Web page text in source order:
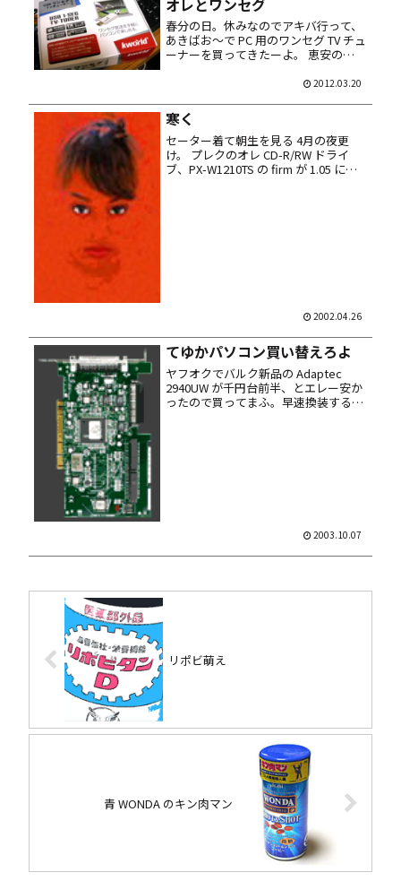
オレとワンセグ
春分の日。休みなのでアキバ行って、
あきばお～で PC 用のワンセグ TV チュ
ーナーを買ってきたーよ。 恵安の
チューナーソフト付き。 他社製品と違
ットが付...
2012.03.20
寒く
セーター着て朝生を見る 4月の夜更
け。 プレクのオレ CD-R/RW ドライ
ブ、PX-W1210TS の firm が 1.05 にア
2002.04.26
てゆかパソコン買い替えろよ
ヤフオクでバルク新品の Adaptec
2940UW が千円台前半、とエレー安か
ったので買ってまふ。早速換装する
2003.10.07
リポビ萌え
青 WONDA のキン肉マン